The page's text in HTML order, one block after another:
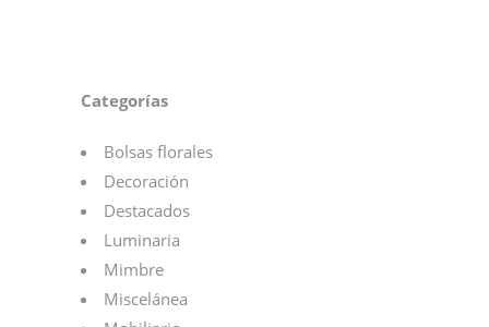
Categorías
Bolsas florales
Decoración
Destacados
Luminaria
Mimbre
Miscelánea